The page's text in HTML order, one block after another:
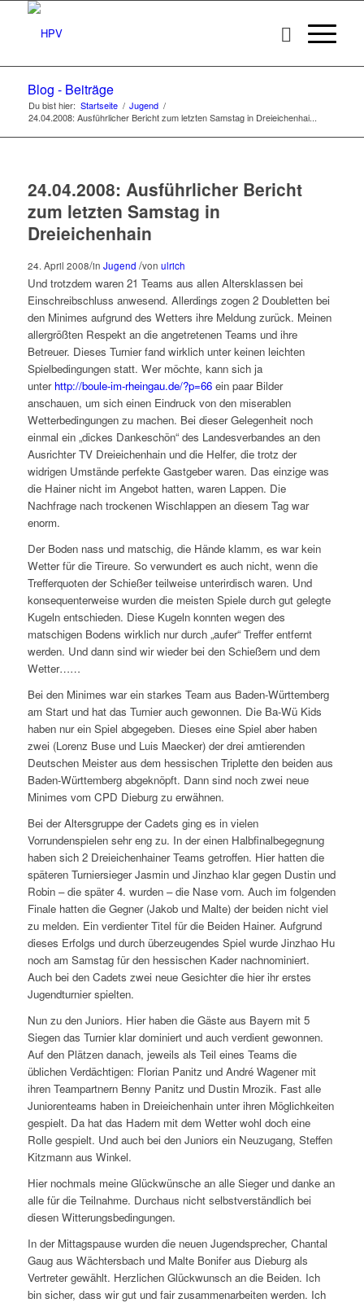
Blog - Beiträge
Du bist hier: Startseite / Jugend /
24.04.2008: Ausführlicher Bericht zum letzten Samstag in Dreieichenhai...
24.04.2008: Ausführlicher Bericht
zum letzten Samstag in
Dreieichenhain
24. April 2008/in Jugend /von ulrich
Und trotzdem waren 21 Teams aus allen Altersklassen bei
Einschreibschluss anwesend. Allerdings zogen 2 Doubletten bei
den Minimes aufgrund des Wetters ihre Meldung zurück. Meinen
allergrößten Respekt an die angetretenen Teams und ihre
Betreuer. Dieses Turnier fand wirklich unter keinen leichten
Spielbedingungen statt. Wer möchte, kann sich ja
unter http://boule-im-rheingau.de/?p=66ein paar Bilder
anschauen, um sich einen Eindruck von den miserablen
Wetterbedingungen zu machen. Bei dieser Gelegenheit noch
einmal ein „dickes Dankeschön“ des Landesverbandes an den
Ausrichter TV Dreieichenhain und die Helfer, die trotz der
widrigen Umstände perfekte Gastgeber waren. Das einzige was
die Hainer nicht im Angebot hatten, waren Lappen. Die
Nachfrage nach trockenen Wischlappen an diesem Tag war
enorm.
Der Boden nass und matschig, die Hände klamm, es war kein
Wetter für die Tireure. So verwundert es auch nicht, wenn die
Trefferquoten der Schießer teilweise unterirdisch waren. Und
konsequenterweise wurden die meisten Spiele durch gut gelegte
Kugeln entschieden. Diese Kugeln konnten wegen des
matschigen Bodens wirklich nur durch „aufer“ Treffer entfernt
werden. Und dann sind wir wieder bei den Schießern und dem
Wetter……
Bei den Minimes war ein starkes Team aus Baden-Württemberg
am Start und hat das Turnier auch gewonnen. Die Ba-Wü Kids
haben nur ein Spiel abgegeben. Dieses eine Spiel aber haben
zwei (Lorenz Buse und Luis Maecker) der drei amtierenden
Deutschen Meister aus dem hessischen Triplette den beiden aus
Baden-Württemberg abgeknöpft. Dann sind noch zwei neue
Minimes vom CPD Dieburg zu erwähnen.
Bei der Altersgruppe der Cadets ging es in vielen
Vorrundenspielen sehr eng zu. In der einen Halbfinalbegegnung
haben sich 2 Dreieichenhainer Teams getroffen. Hier hatten die
späteren Turniersieger Jasmin und Jinzhao klar gegen Dustin und
Robin – die später 4. wurden – die Nase vorn. Auch im folgenden
Finale hatten die Gegner (Jakob und Malte) der beiden nicht viel
zu melden. Ein verdienter Titel für die Beiden Hainer. Aufgrund
dieses Erfolgs und durch überzeugendes Spiel wurde Jinzhao Hu
noch am Samstag für den hessischen Kader nachnominiert.
Auch bei den Cadets zwei neue Gesichter die hier ihr erstes
Jugendturnier spielten.
Nun zu den Juniors. Hier haben die Gäste aus Bayern mit 5
Siegen das Turnier klar dominiert und auch verdient gewonnen.
Auf den Plätzen danach, jeweils als Teil eines Teams die
üblichen Verdächtigen: Florian Panitz und André Wagener mit
ihren Teampartnern Benny Panitz und Dustin Mrozik. Fast alle
Juniorenteams haben in Dreieichenhain unter ihren Möglichkeiten
gespielt. Da hat das Hadern mit dem Wetter wohl doch eine
Rolle gespielt. Und auch bei den Juniors ein Neuzugang, Steffen
Kitzmann aus Winkel.
Hier nochmals meine Glückwünsche an alle Sieger und danke an
alle für die Teilnahme. Durchaus nicht selbstverständlich bei
diesen Witterungsbedingungen.
In der Mittagspause wurden die neuen Jugendsprecher, Chantal
Gaug aus Wächtersbach und Malte Bonifer aus Dieburg als
Vertreter gewählt. Herzlichen Glückwunsch an die Beiden. Ich
bin sicher, dass wir gut und fair zusammenarbeiten werden. Ich